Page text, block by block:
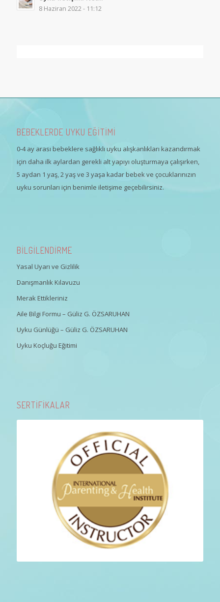
8 Haziran 2022 - 11:12
BEBEKLERDE UYKU EĞİTİMİ
0-4 ay arası bebeklere sağlıklı uyku alışkanlıkları kazandırmak
için daha ilk aylardan gerekli alt yapıyı oluşturmaya çalışırken,
5 aydan 1 yaş, 2 yaş ve 3 yaşa kadar bebek ve çocuklarınızın
uyku sorunları için benimle iletişime geçebilirsiniz.
BİLGİLENDİRME
Yasal Uyarı ve Gizlilik
Danışmanlık Kılavuzu
Merak Ettikleriniz
Aile Bilgi Formu – Güliz G. ÖZSARUHAN
Uyku Günlüğü – Güliz G. ÖZSARUHAN
Uyku Koçluğu Eğitimi
SERTİFİKALAR